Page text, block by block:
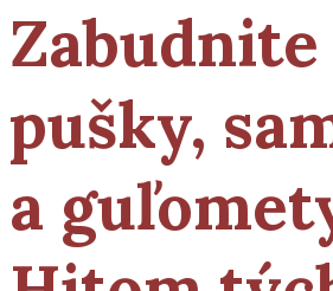
Zabudnite
pušky,
a